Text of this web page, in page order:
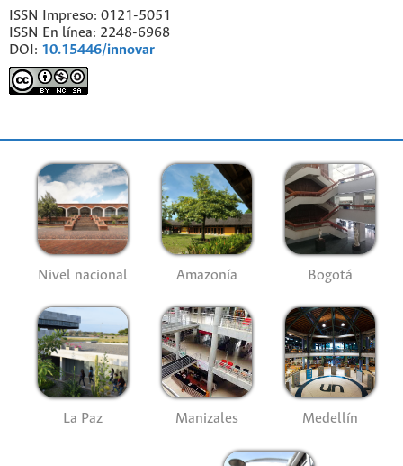
ISSN Impreso: 0121-5051
ISSN En línea: 2248-6968
DOI: 10.15446/innovar
Nivel nacional Amazonía Bogotá
La Paz Manizales Medellín